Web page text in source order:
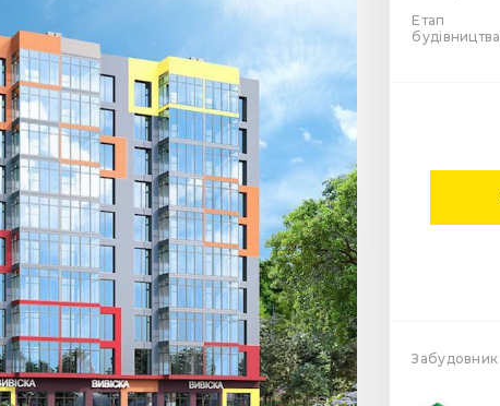
Етап
будівництва
Забудовник